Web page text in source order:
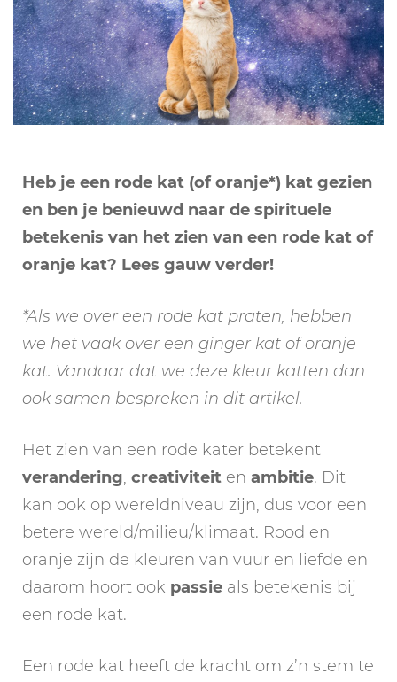
kat
Heb je een rode kat (of oranje*) kat gezien
en ben je benieuwd naar de spirituele
betekenis van het zien van een rode kat of
oranje kat? Lees gauw verder!
*Als we over een rode kat praten, hebben
we het vaak over een ginger kat of oranje
kat. Vandaar dat we deze kleur katten dan
ook samen bespreken in dit artikel.
Het zien van een rode kater betekent
verandering, creativiteit en ambitie. Dit
kan ook op wereldniveau zijn, dus voor een
betere wereld/milieu/klimaat. Rood en
oranje zijn de kleuren van vuur en liefde en
daarom hoort ook passie als betekenis bij
een rode kat.
Een rode kat heeft de kracht om z’n stem te